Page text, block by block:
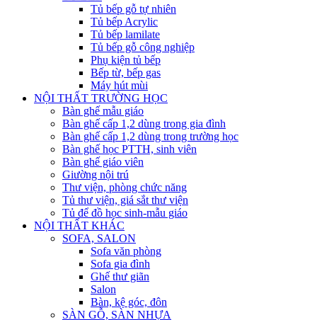
Tủ bếp gỗ tự nhiên
Tủ bếp Acrylic
Tủ bếp lamilate
Tủ bếp gỗ công nghiệp
Phụ kiện tủ bếp
Bếp từ, bếp gas
Máy hút mùi
NỘI THẤT TRƯỜNG HỌC
Bàn ghế mẫu giáo
Bàn ghế cấp 1,2 dùng trong gia đình
Bàn ghế cấp 1,2 dùng trong trường học
Bàn ghế học PTTH, sinh viên
Bàn ghế giáo viên
Giường nội trú
Thư viện, phòng chức năng
Tủ thư viện, giá sắt thư viện
Tủ để đồ học sinh-mẫu giáo
NỘI THẤT KHÁC
SOFA, SALON
Sofa văn phòng
Sofa gia đình
Ghế thư giãn
Salon
Bàn, kệ góc, đôn
SÀN GỖ, SÀN NHỰA